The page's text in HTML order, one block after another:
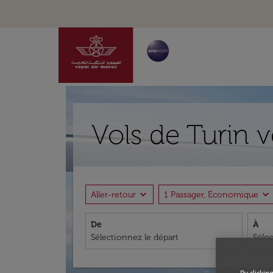
Vols de Turin
Aller-retour expand_more 1 Passager, Économique expand_more
De À